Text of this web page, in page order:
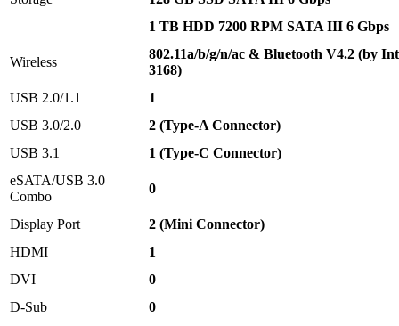
1 TB HDD 7200 RPM SATA III 6 Gbps
Wireless
802.11a/b/g/n/ac & Bluetooth V4.2 (by
3168)
USB 2.0/1.1
1
USB 3.0/2.0
2 (Type-A Connector)
USB 3.1
1 (Type-C Connector)
eSATA/USB 3.0
Combo
0
Display Port
2 (Mini Connector)
HDMI
1
DVI
0
D-Sub
0